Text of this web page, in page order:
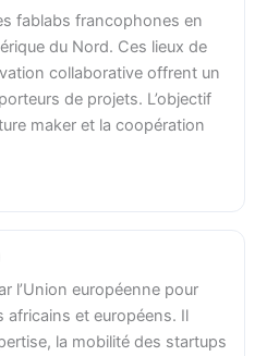
fablabs francophones en
du Nord. Ces lieux de
collaborative offrent un
de projets. L’objectif
maker et la coopération
l’Union européenne pour
africains et européens. Il
la mobilité des startups